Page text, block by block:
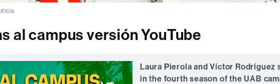
al campus versión YouTube
Laura Pierola and Víctor Rodríguez
in the fourth season of the UAB